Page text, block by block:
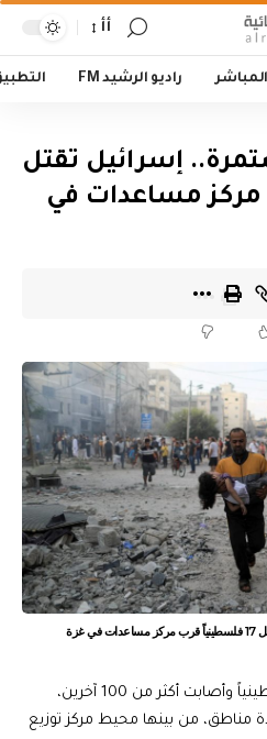
أأ
راديو الرشيد FM
إسرائيل تقتل
مركز مساعدات في
غزة
قتلت إسرائيل، الثلاثاء، 23 فلسطينياً وأصابت أكثر من 100 آخرين،
مناطق، من بينها محيط مركز توزيع